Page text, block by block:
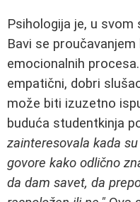
Psihologija je, u svom
Bavi se
emocionalnih
empatični, dobri
može biti izuzetno
buduća studentkinja
zainteresovala kada
govore kako odlično
da dam savet, da